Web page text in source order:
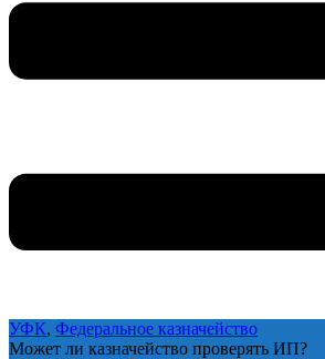
УФК, Федеральное казначейство
Может ли казначейство проверять ИП?